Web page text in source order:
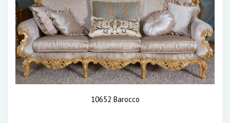
10652 Barocco